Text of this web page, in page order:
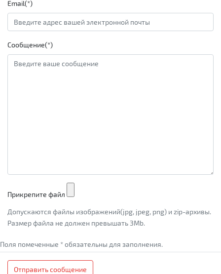
Email(*)
Сообщение(*)
Прикрепите файл
Допускаются файлы изображений(jpg, jpeg, png) и zip-архивы.
Размер файла не должен превышать 3Mb.
Поля помеченные * обязательны для заполнения.
Отправить сообщение